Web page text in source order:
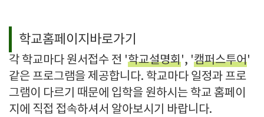
학교홈페이지바로가기
각 학교마다 원서접수 전 '학교설명회', '캠퍼스투어'
같은 프로그램을 제공합니다. 학교마다 일정과 프로
그램이 다르기 때문에 입학을 원하시는 학교 홈페이
지에 직접 접속하셔서 알아보시기 바랍니다.